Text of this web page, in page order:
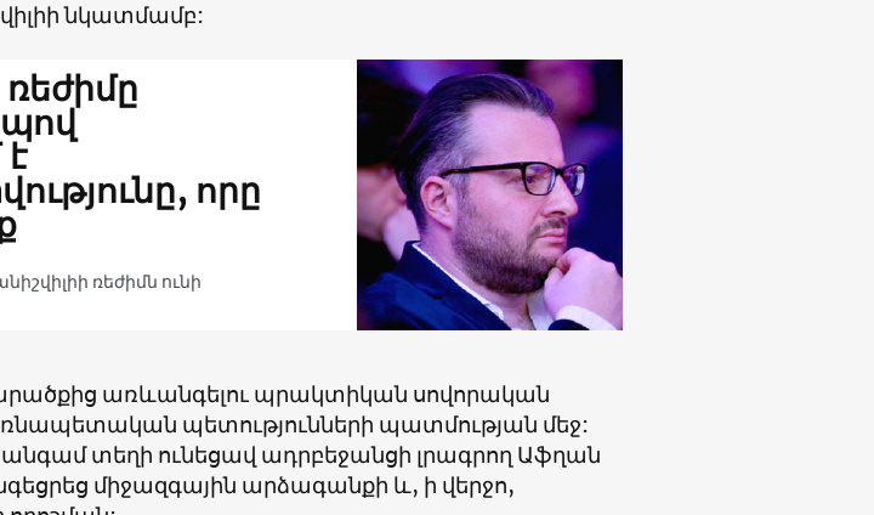
նկատմամբ:
որը
ռեժիմն ունի
առևանգելու պրակտիկան սովորական
պետությունների պատմության մեջ:
տեղի ունեցավ ադրբեջանցի լրագրող Աֆղան
միջազգային արձագանքի և, ի վերջո,